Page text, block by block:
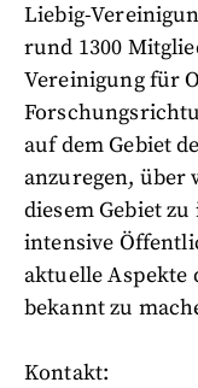
Liebig-
rund 1300
Vereinigung für
auf dem Gebiet
anzuregen, über
diesem Gebiet
intensive
aktuelle Aspekte
bekannt zu
Kontakt: